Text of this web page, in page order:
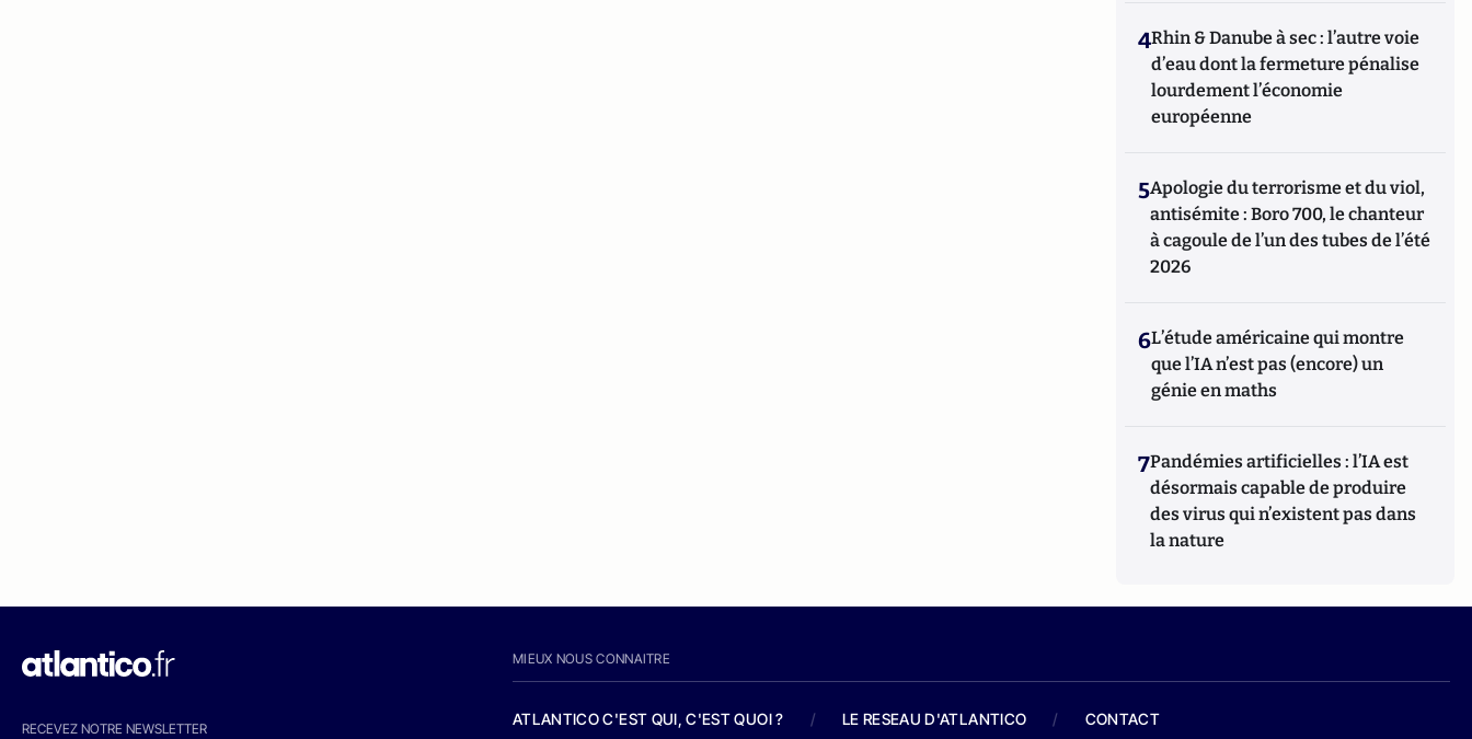
4Rhin & Danube à sec : l’autre voie
d’eau dont la fermeture pénalise
lourdement l’économie
européenne
5Apologie du terrorisme et du viol,
antisémite : Boro 700, le chanteur
à cagoule de l’un des tubes de l’été
2026
6L’étude américaine qui montre
que l’IA n’est pas (encore) un
génie en maths
7Pandémies artificielles : l’IA est
désormais capable de produire
des virus qui n’existent pas dans
la nature
RECEVEZ NOTRE NEWSLETTER
MIEUX NOUS CONNAITRE
ATLANTICO C'EST QUI, C'EST QUOI ? / LE RESEAU D'ATLANTICO / CONTACT